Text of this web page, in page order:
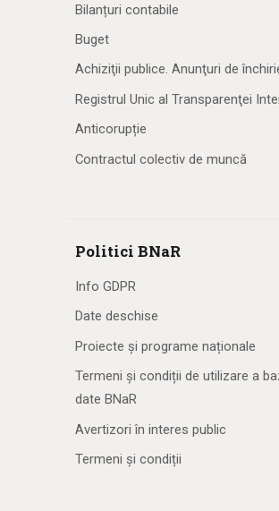
Bilanțuri contabile
Buget
Achiziţii publice. Anunţuri de
Registrul Unic al Transparenţei
Anticorupție
Contractul colectiv de muncă
Politici BNaR
Info GDPR
Date deschise
Proiecte și programe naționale
Termeni și condiții de utilizare a
date BNaR
Avertizori în interes public
Termeni și condiții